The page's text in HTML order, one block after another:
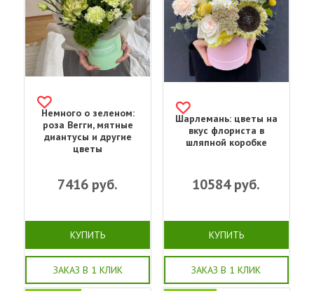
Немного о зеленом:
роза Вегги, мятные
диантусы и другие
цветы
7416 руб.
КУПИТЬ
ЗАКАЗ В 1 КЛИК
Шарлемань: цветы на
вкус флориста в
шляпной коробке
10584руб.
КУПИТЬ
ЗАКАЗ В 1 КЛИК